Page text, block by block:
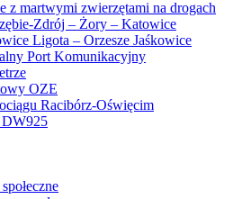
z martwymi zwierzętami na drogach
Zdrój – Żory – Katowice
Ligota – Orzesze Jaśkowice
Port Komunikacyjny
OZE
Racibórz-Oświęcim
DW925